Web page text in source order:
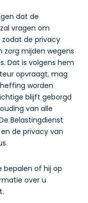
dat de
vragen om
de privacy
zorg mijden wegens
Dat is volgens hem
opvraagt, mag
worden
blijft geborgd
van alle
Belastingdienst
de privacy van
bepalen of hij op
over u